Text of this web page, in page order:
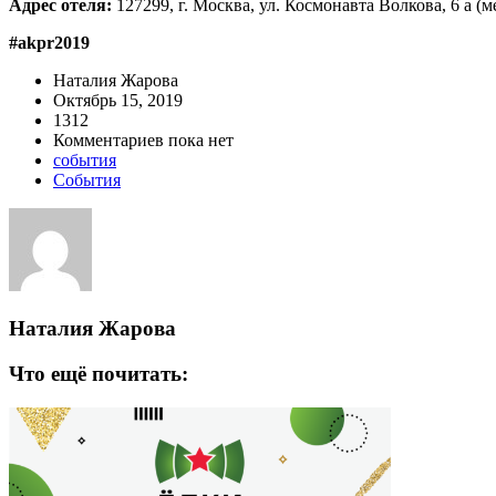
Адрес отеля: 127299, г. Москва, ул. Космонавта Волкова, 6 а
#akpr2019
Наталия Жарова
Октябрь 15, 2019
1312
Комментариев пока нет
события
События
Наталия Жарова
Что ещё почитать: